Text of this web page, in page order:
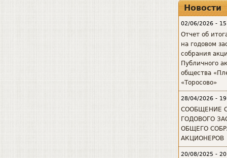
Новости
02/06/2026 -
Отчет об
на годовом
собрания
Публичного
общества
«Торосово»
28/04/2026 -
СООБЩЕНИЕ
ГОДОВОГО
ОБЩЕГО
АКЦИОНЕРОВ
20/08/2025 -